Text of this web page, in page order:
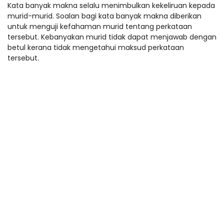
Kata banyak makna selalu menimbulkan kekeliruan kepada
murid-murid. Soalan bagi kata banyak makna diberikan
untuk menguji kefahaman murid tentang perkataan
tersebut. Kebanyakan murid tidak dapat menjawab dengan
betul kerana tidak mengetahui maksud perkataan
tersebut.